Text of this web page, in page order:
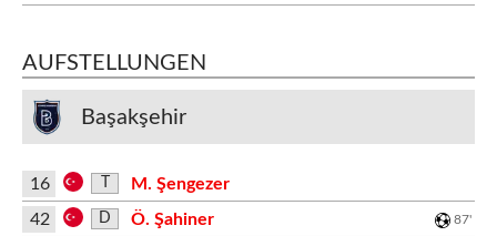
AUFSTELLUNGEN
Başakşehir
16
M. Şengezer
42
D Ö. Şahiner 87'